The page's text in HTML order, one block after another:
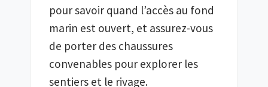
pour savoir quand l’accès au fond
marin est ouvert, et assurez-vous
de porter des chaussures
convenables pour explorer les
sentiers et le rivage.